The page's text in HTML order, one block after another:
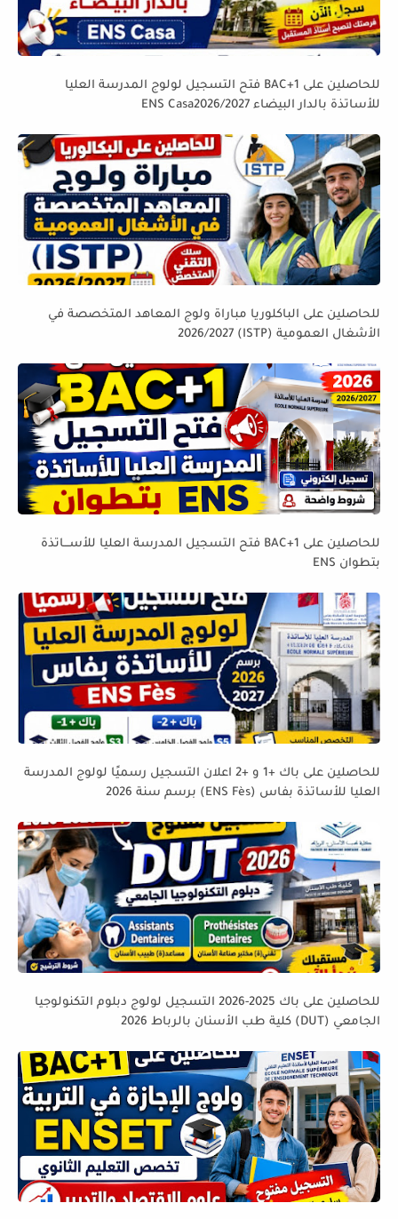
للحاصلين على BAC+1 فتح التسجيل لولوج المدرسة العليا
للأساتذة بالدار البيضاء ENS Casa2026/2027
للحاصلين على الباكلوريا مباراة ولوج المعاهد المتخصصة في
الأشغال العمومية (ISTP) 2026/2027
للحاصلين على BAC+1 فتح التسجيل المدرسة العليا للأســـاتذة
بتطوان ENS
للحاصلين على باك +1 و +2 اعلان التسجيل رسميًا لولوج المدرسة
العليا للأساتذة بفاس (ENS Fès) برسم سنة 2026
للحاصلين على باك 2025-2026 التسجيل لولوج دبلوم التكنولوجيا
الجامعي (DUT) كلية طب الأسنان بالرباط 2026